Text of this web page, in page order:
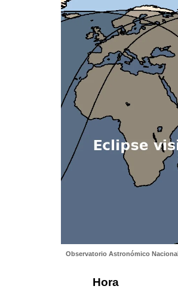
Observatorio Astronómico Nacional
Hora